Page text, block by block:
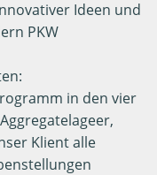
Ideen und
PKW
in den vier
Klient alle